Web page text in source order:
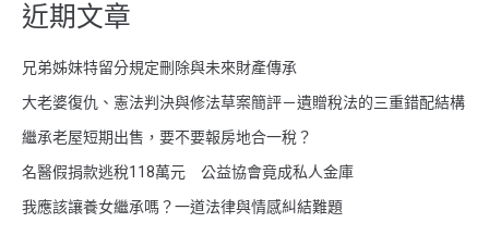
近期文章
兄弟姊妹特留分規定刪除與未來財產傳承
大老婆復仇、憲法判決與修法草案簡評－遺贈稅法的三重錯配結構
繼承老屋短期出售，要不要報房地合一稅？
名醫假捐款逃稅118萬元 公益協會竟成私人金庫
我應該讓養女繼承嗎？一道法律與情感糾結難題